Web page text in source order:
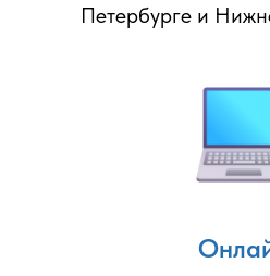
Петербурге и